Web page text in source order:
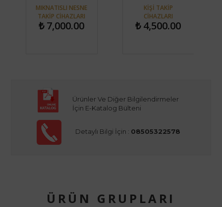
MIKNATISLI NESNE
TAKIP CIHAZLARI
₺ 7,000.00
KIŞI TAKIP
CIHAZLARI
₺ 4,500.00
Ürünler Ve Diğer Bilgilendirmeler
İçin E-Katalog Bülteni
Detaylı Bilgi İçin : 08505322578
ÜRÜN GRUPLARI